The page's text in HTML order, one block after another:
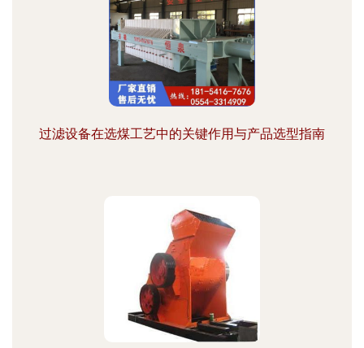
过滤设备在选煤工艺中的关键作用与产品选型指南